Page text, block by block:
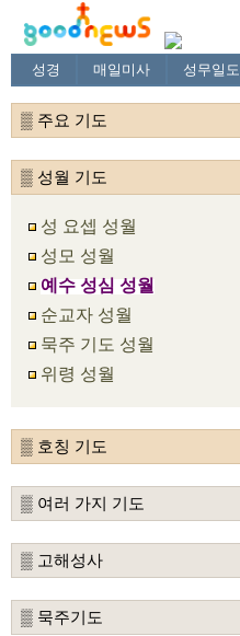
성경 매일미사 성무일도
▒ 주요 기도
▒ 성월 기도
성 요셉 성월
성모 성월
예수 성심 성월
순교자 성월
묵주 기도 성월
위령 성월
▒ 호칭 기도
▒ 여러 가지 기도
▒ 고해성사
▒ 묵주기도